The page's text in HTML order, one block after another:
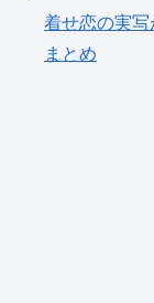
着せ恋の実
まとめ